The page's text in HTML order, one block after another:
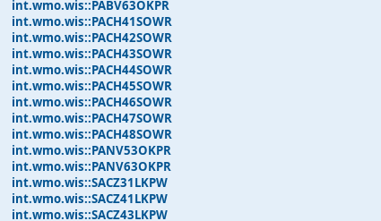
int.wmo.wis::PABV63OKPR
int.wmo.wis::PACH41SOWR
int.wmo.wis::PACH42SOWR
int.wmo.wis::PACH43SOWR
int.wmo.wis::PACH44SOWR
int.wmo.wis::PACH45SOWR
int.wmo.wis::PACH46SOWR
int.wmo.wis::PACH47SOWR
int.wmo.wis::PACH48SOWR
int.wmo.wis::PANV53OKPR
int.wmo.wis::PANV63OKPR
int.wmo.wis::SACZ31LKPW
int.wmo.wis::SACZ41LKPW
int.wmo.wis::SACZ43LKPW